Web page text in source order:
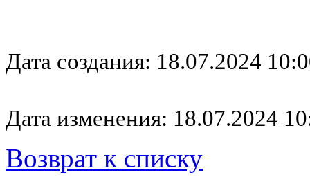
Дата создания: 18.07.2024
Дата изменения: 18.07.2024
Возврат к списку